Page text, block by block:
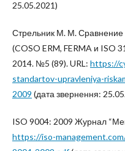
25.05.2021)
Стрельник М. М. Сравнение
(COSO ERM, FERMA и ISO
2014. №5 (89). URL: https://
standartov-upravleniya-
2009 (дата звернення:
ISO 9004: 2009 Журнал
https://iso-